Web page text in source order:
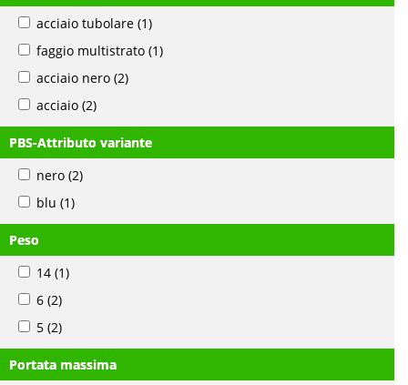
acciaio tubolare (1)
faggio multistrato (1)
acciaio nero (2)
acciaio (2)
PBS-Attributo variante
nero (2)
blu (1)
Peso
14 (1)
6 (2)
5 (2)
Portata massima